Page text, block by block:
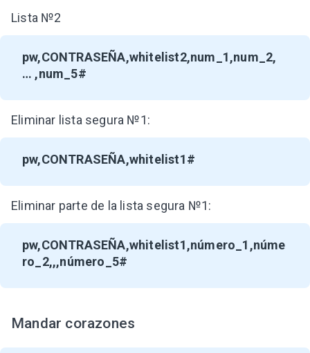
Lista №2
pw,CONTRASEÑA,whitelist2,num_1,num_2,
… ,num_5#
Eliminar lista segura №1:
pw,CONTRASEÑA,whitelist1#
Eliminar parte de la lista segura №1:
pw,CONTRASEÑA,whitelist1,número_1,núme
ro_2,,,número_5#
Mandar corazones